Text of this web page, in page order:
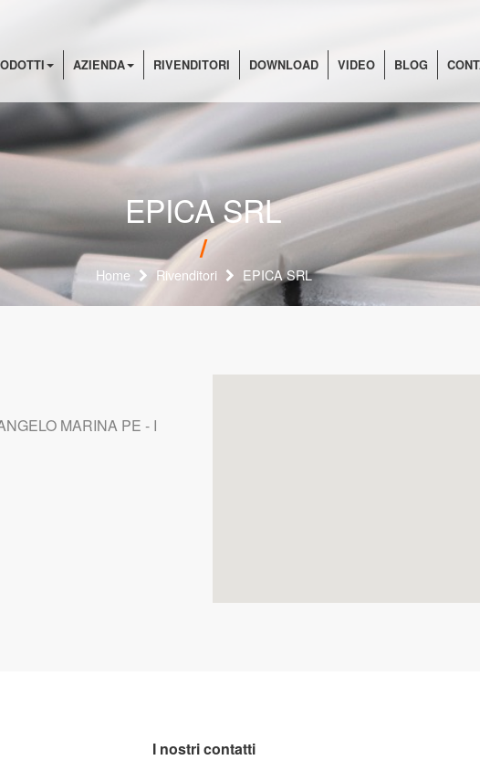
AZIENDA RIVENDITORI DOWNLOAD VIDEO BLOG
EPICA SRL
Home Rivenditori EPICA SRL
MARINA PE - I
I nostri contatti